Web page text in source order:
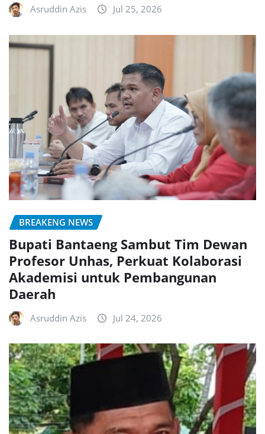
Asruddin Azis Jul 25, 2026
BREAKENG NEWS
Bupati Bantaeng Sambut Tim Dewan
Profesor Unhas, Perkuat Kolaborasi
Akademisi untuk Pembangunan
Daerah
Asruddin Azis Jul 24, 2026